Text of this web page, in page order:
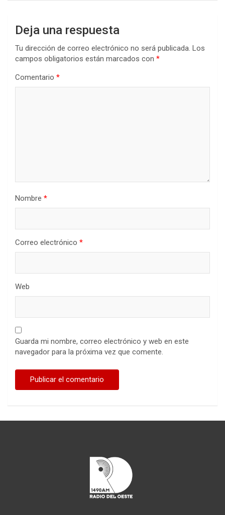
Deja una respuesta
Tu dirección de correo electrónico no será publicada. Los
campos obligatorios están marcados con *
Comentario *
Nombre *
Correo electrónico *
Web
Guarda mi nombre, correo electrónico y web en este
navegador para la próxima vez que comente.